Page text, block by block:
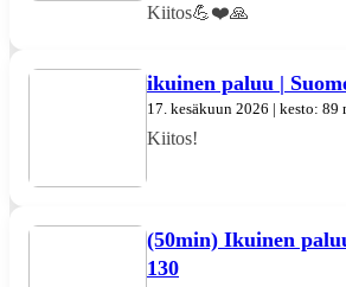
Kiitos💪❤️🙏
ikuinen paluu |
17. kesäkuun 2026 | kesto: 89
Kiitos!
(50min) Ikuinen
130